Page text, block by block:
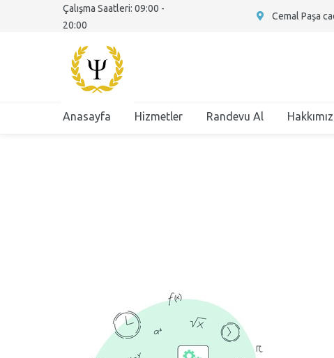
Çalışma Saatleri: 09:00 -
20:00
Cemal Paşa
Anasayfa Hizmetler Randevu Al